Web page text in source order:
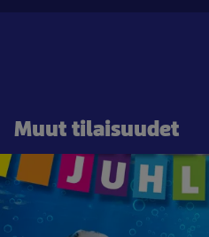
Muut tilaisuudet